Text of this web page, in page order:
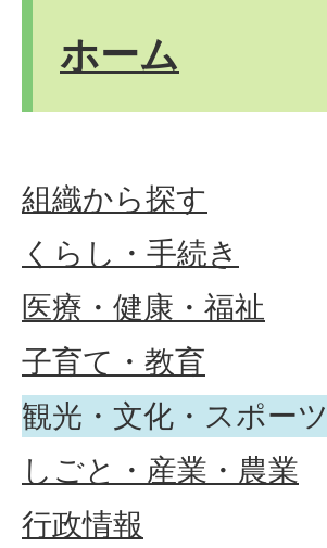
ホーム
組織から探す
くらし・手続き
医療・健康・福祉
子育て・教育
観光・文化・スポーツ
しごと・産業・農業
行政情報